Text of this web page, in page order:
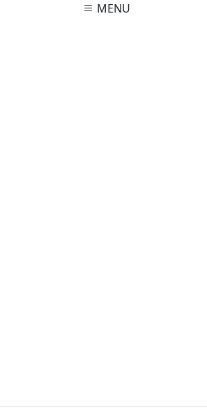
MENU